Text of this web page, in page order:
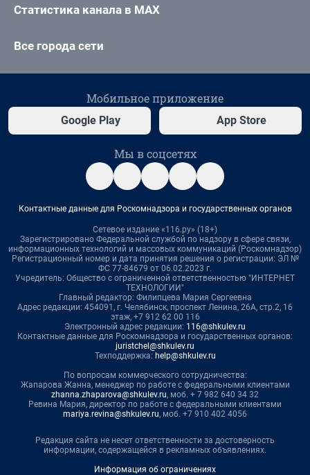
Статистика канала в MAX
Все города сети
Мобильное приложение
Google Play App Store
Мы в соцсетях
Контактные данные для Роскомнадзора и государственных органов
Сетевое издание «116.ру» (18+)
Зарегистрировано Федеральной службой по надзору в сфере связи,
информационных технологий и массовых коммуникаций (Роскомнадзор)
Регистрационный номер и дата принятия решения о регистрации: ЭЛ №
ФС 77-84679 от 06.02.2023 г.
Учредитель: Общество с ограниченной ответственностью "ИНТЕРНЕТ
ТЕХНОЛОГИИ"
Главный редактор: Филипцева Мария Сергеевна
Адрес редакции: 454091, г. Челябинск, проспект Ленина, 26А, стр.2, 16
этаж, +7 912 62 00 116
Электронный адрес редакции: 116@shkulev.ru
Контактные данные для Роскомнадзора и государственных органов:
juristchel@shkulev.ru
Техподдержка: help@shkulev.ru
По вопросам коммерческого сотрудничества:
Жапарова Жанна, менеджер по работе с федеральными клиентами
zhanna.zhaparova@shkulev.ru, моб. + 7 982 640 34 32
Ревина Мария, директор по работе с федеральными клиентами
mariya.revina@shkulev.ru, моб. +7 910 402 4056
Редакция сайта не несет ответственности за достоверность
информации, содержащейся в рекламных объявлениях.
Информация об ограничениях